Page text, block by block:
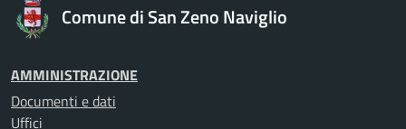
Comune di San Zeno Naviglio
AMMINISTRAZIONE
Documenti e dati
Uffici